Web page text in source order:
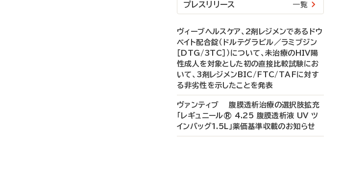
プレスリリース 一覧
ヴィーブヘルスケア、2剤レジメンであるドウ
ベイト配合錠（ドルテグラビル／ラミブジン
［DTG/3TC］）について、未治療のHIV陽
性成人を対象とした初の直接比較試験にお
いて、3剤レジメンBIC/FTC/TAFに対す
る非劣性を示したことを発表
ヴァンティブ 腹膜透析治療の選択肢拡充
「レギュニール® 4.25 腹膜透析液 UV ツ
インバッグ1.5L」薬価基準収載のお知らせ